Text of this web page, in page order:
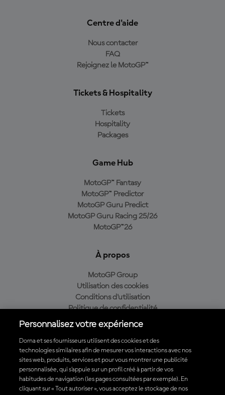
Centre d'aide
Nous contacter
FAQ
Rejoignez le MotoGP™
Tickets & Hospitality
Tickets
Hospitality
Packages
Game Hub
MotoGP™ Fantasy
MotoGP™ Predictor
MotoGP Guru Predict
MotoGP Guru Racing 25/26
MotoGP™26
À propos
MotoGP Group
Utilisation des cookies
Conditions d'utilisation
Politique de confidentialité
Politique d’achat
Télécharger l'appli officielle du MotoGP™
Personnalisez votre expérience
Dorna et ses fournisseurs utilisent des cookies et des
technologies similaires afin de mesurer vos interactions avec nos
sites web, produits, services et pour vous montrer une publicité
personnalisée, qui s’appuie sur un profil créé à partir de vos
habitudes de navigation (les pages consultées par exemple). En
cliquant sur « Tout autoriser », vous acceptez le stockage de nos